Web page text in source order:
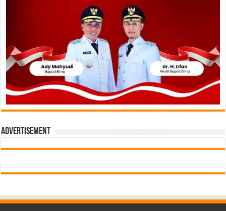
Advertisement